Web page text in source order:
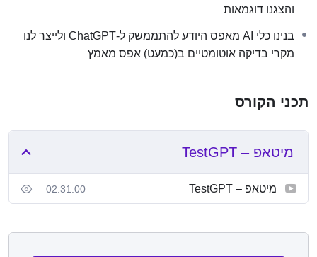
והצגנו דוגמאות
בנינו כלי AI מאפס היודע להתממשק ל-ChatGPT ולייצר לנו
מקרי בדיקה אוטומטיים ב(כמעט) אפס מאמץ
תכני הקורס
מיטאפ – TestGPT
מיטאפ – TestGPT 02:31:00